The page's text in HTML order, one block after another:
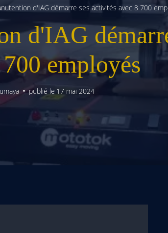
Afrique de l’Est
Afrique australe
d'IAG démarre ses activités avec 8 700
d'IAG
employés
publié le 17 mai 2024